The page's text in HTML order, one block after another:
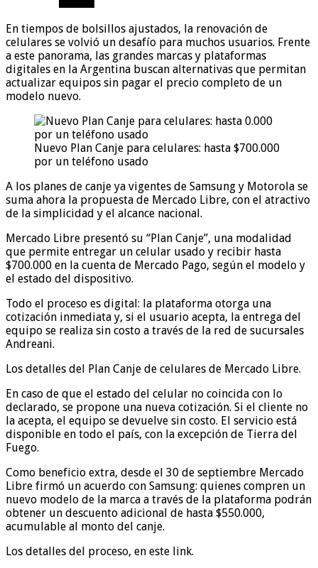
En tiempos de bolsillos ajustados, la renovación de
celulares se volvió un desafío para muchos usuarios. Frente
a este panorama, las grandes marcas y plataformas
digitales en la Argentina buscan alternativas que permitan
actualizar equipos sin pagar el precio completo de un
modelo nuevo.
Nuevo Plan Canje para celulares: hasta $700.000
por un teléfono usado
A los planes de canje ya vigentes de Samsung y Motorola se
suma ahora la propuesta de Mercado Libre, con el atractivo
de la simplicidad y el alcance nacional.
Mercado Libre presentó su “Plan Canje”, una modalidad
que permite entregar un celular usado y recibir hasta
$700.000 en la cuenta de Mercado Pago, según el modelo y
el estado del dispositivo.
Todo el proceso es digital: la plataforma otorga una
cotización inmediata y, si el usuario acepta, la entrega del
equipo se realiza sin costo a través de la red de sucursales
Andreani.
Los detalles del Plan Canje de celulares de Mercado Libre.
En caso de que el estado del celular no coincida con lo
declarado, se propone una nueva cotización. Si el cliente no
la acepta, el equipo se devuelve sin costo. El servicio está
disponible en todo el país, con la excepción de Tierra del
Fuego.
Como beneficio extra, desde el 30 de septiembre Mercado
Libre firmó un acuerdo con Samsung: quienes compren un
nuevo modelo de la marca a través de la plataforma podrán
obtener un descuento adicional de hasta $550.000,
acumulable al monto del canje.
Los detalles del proceso, en este link.